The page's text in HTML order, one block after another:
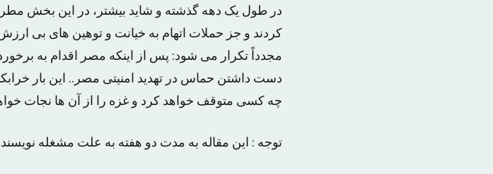
در طول یک دهه گذشته و شاید بیشتر، در این بخش
کردند و جز حملات اتهام به خیانت و توهین های بی
مجدداً تکرار می شود: پس از اینکه مصر اقدام به
دست داشتن حماس در تهدید امنیتی مصر.. این بار
چه کسی متوقف خواهد کرد و غزه را از آن ها نجات
توجه : این مقاله به مدت دو هفته به علت مشغله